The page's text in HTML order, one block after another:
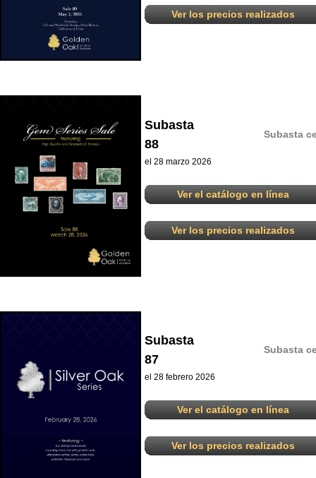
Ver los precios realizados
Subasta
88
Subasta
el 28 marzo 2026
Ver el catálogo en línea
Ver los precios realizados
Subasta
87
Subasta
el 28 febrero 2026
Ver el catálogo en línea
Ver los precios realizados